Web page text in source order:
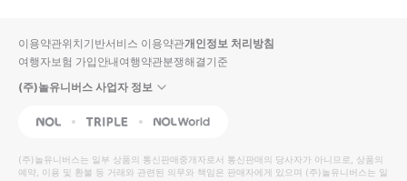
입니
다.
높
은
동
영
순
상
이용약관위치기반서비스 이용약관개인정보 처리방침
여행자보험 가입안내여행약관분쟁해결기준
(주)놀유니버스 사업자 정보
NOL Triple Interpark Global
(주)놀유니버스는 일부 상품의 통신판매중개자로서 통신판매의 당사자가 아니므로, 상품의
예약, 이용 및 환불 등 거래와 관련된 의무와 책임은 판매자에게 있으며 (주)놀유니버스는 일